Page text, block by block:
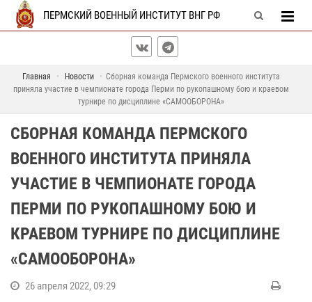
ПЕРМСКИЙ ВОЕННЫЙ ИНСТИТУТ ВНГ РФ
Главная Новости
Сборная команда Пермского военного института
приняла участие в чемпионате города Перми по рукопашному бою и краевом
турнире по дисциплине «САМООБОРОНА»
СБОРНАЯ КОМАНДА ПЕРМСКОГО
ВОЕННОГО ИНСТИТУТА ПРИНЯЛА
УЧАСТИЕ В ЧЕМПИОНАТЕ ГОРОДА
ПЕРМИ ПО РУКОПАШНОМУ БОЮ И
КРАЕВОМ ТУРНИРЕ ПО ДИСЦИПЛИНЕ
«САМООБОРОНА»
26 апреля 2022, 09:29